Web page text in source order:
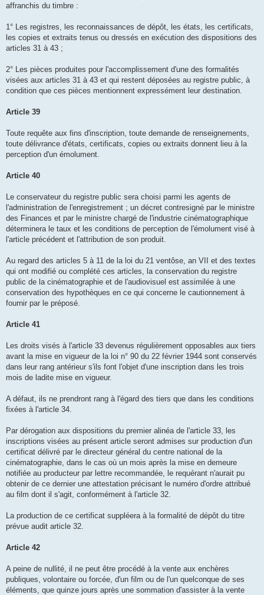
affranchis du timbre :
1° Les registres, les reconnaissances de dépôt, les états, les certificats,
les copies et extraits tenus ou dressés en exécution des dispositions des
articles 31 à 43 ;
2° Les pièces produites pour l'accomplissement d'une des formalités
visées aux articles 31 à 43 et qui restent déposées au registre public, à
condition que ces pièces mentionnent expressément leur destination.
Article 39
Toute requête aux fins d'inscription, toute demande de renseignements,
toute délivrance d'états, certificats, copies ou extraits donnent lieu à la
perception d'un émolument.
Article 40
Le conservateur du registre public sera choisi parmi les agents de
l'administration de l'enregistrement ; un décret contresigné par le ministre
des Finances et par le ministre chargé de l'industrie cinématographique
déterminera le taux et les conditions de perception de l'émolument visé à
l'article précédent et l'attribution de son produit.
Au regard des articles 5 à 11 de la loi du 21 ventôse, an VII et des textes
qui ont modifié ou complété ces articles, la conservation du registre
public de la cinématographie et de l'audiovisuel est assimilée à une
conservation des hypothèques en ce qui concerne le cautionnement à
fournir par le préposé.
Article 41
Les droits visés à l'article 33 devenus régulièrement opposables aux tiers
avant la mise en vigueur de la loi n° 90 du 22 février 1944 sont conservés
dans leur rang antérieur s'ils font l'objet d'une inscription dans les trois
mois de ladite mise en vigueur.
A défaut, ils ne prendront rang à l'égard des tiers que dans les conditions
fixées à l'article 34.
Par dérogation aux dispositions du premier alinéa de l'article 33, les
inscriptions visées au présent article seront admises sur production d'un
certificat délivré par le directeur général du centre national de la
cinématographie, dans le cas où un mois après la mise en demeure
notifiée au producteur par lettre recommandée, le requérant n'aurait pu
obtenir de ce dernier une attestation précisant le numéro d'ordre attribué
au film dont il s'agit, conformément à l'article 32.
La production de ce certificat suppléera à la formalité de dépôt du titre
prévue audit article 32.
Article 42
A peine de nullité, il ne peut être procédé à la vente aux enchères
publiques, volontaire ou forcée, d'un film ou de l'un quelconque de ses
éléments, que quinze jours après une sommation d'assister à la vente